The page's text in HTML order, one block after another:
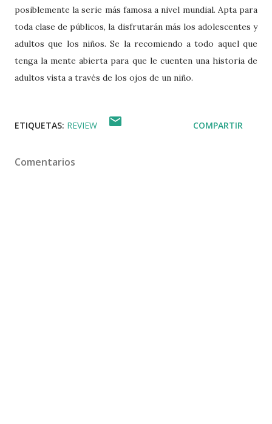
posiblemente la serie más famosa a nivel mundial. Apta para
toda clase de públicos, la disfrutarán más los adolescentes y
adultos que los niños. Se la recomiendo a todo aquel que
tenga la mente abierta para que le cuenten una historia de
adultos vista a través de los ojos de un niño.
ETIQUETAS: REVIEW COMPARTIR
Comentarios